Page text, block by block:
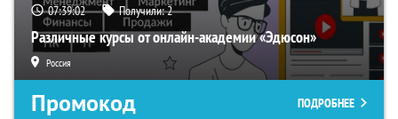
07:39:01 Получили:2
Различные курсы от онлайн-академии «Эдюсон»
Россия
Промокод ПОДРОБНЕЕ